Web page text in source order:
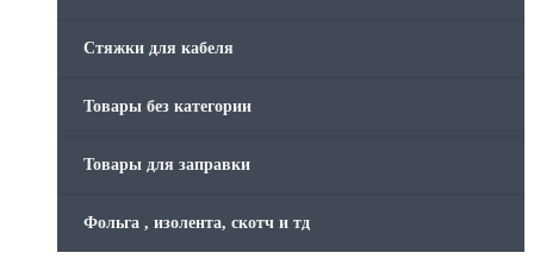
Стяжки для кабеля
Товары без категории
Товары для заправки
Фольга , изолента, скотч и тд